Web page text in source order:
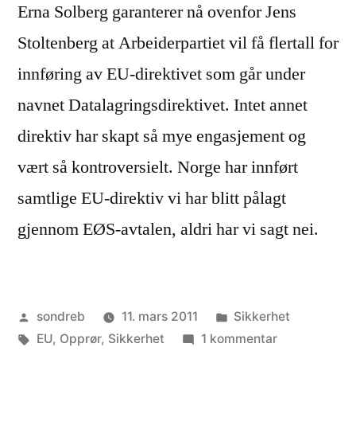
Erna Solberg garanterer nå ovenfor Jens
Stoltenberg at Arbeiderpartiet vil få flertall for
innføring av EU-direktivet som går under
navnet Datalagringsdirektivet. Intet annet
direktiv har skapt så mye engasjement og
vært så kontroversielt. Norge har innført
samtlige EU-direktiv vi har blitt pålagt
gjennom EØS-avtalen, aldri har vi sagt nei.
Publisert
av
sondreb 11. mars 2011
Publisert
i
Sikkerhet
Stikkord:
EU, Opprør, Sikkerhet 1 kommentartil